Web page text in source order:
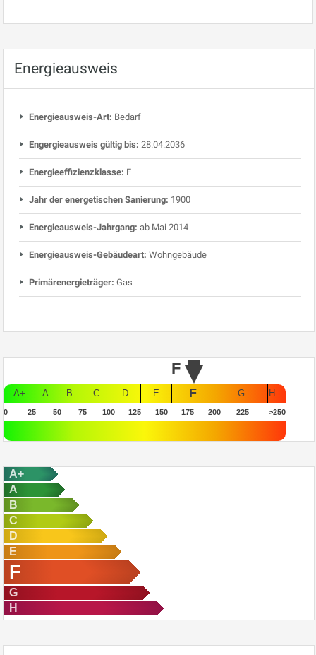
Energieausweis
Energieausweis-Art: Bedarf
Engergieausweis gültig bis: 28.04.2036
Energieeffizienzklasse: F
Jahr der energetischen Sanierung: 1900
Energieausweis-Jahrgang: ab Mai 2014
Energieausweis-Gebäudeart: Wohngebäude
Primärenergieträger: Gas
F
A+ A B C D E F G H
0 25 50 75 100 125 150 175 200 225 >250
A+
A
B
C
D
E
F
G
H